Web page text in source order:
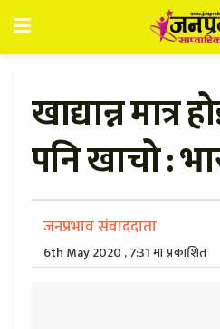
खाद्यान्न मात्र
पनि खाचो :
जनप्रभाव संवाददाता
6th May 2020 , 7:31 मा प्रकाशित